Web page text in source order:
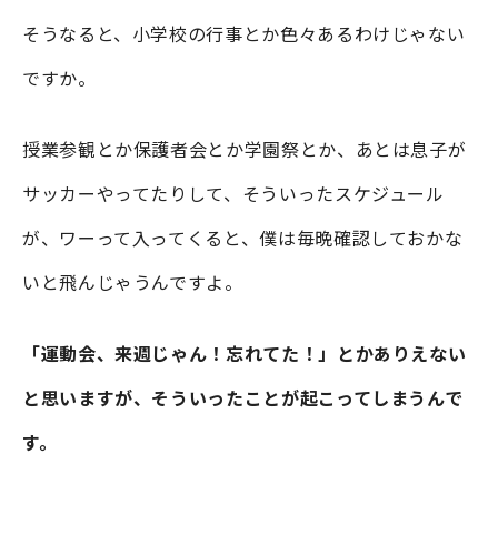
そうなると、小学校の行事とか色々あるわけじゃない
ですか。
授業参観とか保護者会とか学園祭とか、あとは息子が
サッカーやってたりして、そういったスケジュール
が、ワーって入ってくると、僕は毎晩確認しておかな
いと飛んじゃうんですよ。
「運動会、来週じゃん！忘れてた！」とかありえない
と思いますが、そういったことが起こってしまうんで
す。